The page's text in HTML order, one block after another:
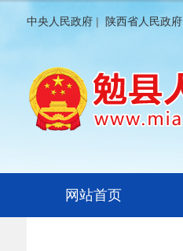
中央人民政府 | 陕西省人民政府
网站首页